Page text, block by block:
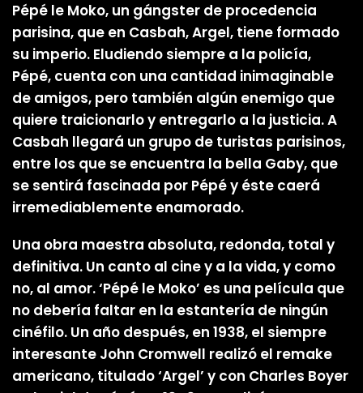
Pépé le Moko, un gángster de procedencia
parisina, que en Casbah, Argel, tiene formado
su imperio. Eludiendo siempre a la policía,
Pépé, cuenta con una cantidad inimaginable
de amigos, pero también algún enemigo que
quiere traicionarlo y entregarlo a la justicia. A
Casbah llegará un grupo de turistas parisinos,
entre los que se encuentra la bella Gaby, que
se sentirá fascinada por Pépé y éste caerá
irremediablemente enamorado.
Una obra maestra absoluta, redonda, total y
definitiva. Un canto al cine y a la vida, y como
no, al amor. ‘Pépé le Moko’ es una película que
no debería faltar en la estantería de ningún
cinéfilo. Un año después, en 1938, el siempre
interesante John Cromwell realizó el remake
americano, titulado ‘Argel’ y con Charles Boyer